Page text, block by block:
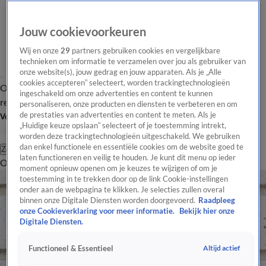
Overzicht Laatste nieuws Regionieuws Het beste van Hart
Tip de
redactie
Volg Hart van Nederland
Zoeken
OverzichtRegioUitzendingenWeerTip de redactiePanelVideo's
Jouw cookievoorkeuren
Wij en onze29 partners gebruiken cookies en vergelijkbare
technieken om informatie te verzamelen over jou als gebruiker van
onze website(s), jouw gedrag en jouw apparaten. Als je „Alle
cookies accepteren” selecteert, worden trackingtechnologieën
ingeschakeld om onze advertenties en content te kunnen
personaliseren, onze producten en diensten te verbeteren en om
de prestaties van advertenties en content te meten. Als je
„Huidige keuze opslaan” selecteert of je toestemming intrekt,
worden deze trackingtechnologieën uitgeschakeld. We gebruiken
dan enkel functionele en essentiële cookies om de website goed te
laten functioneren en veilig te houden. Je kunt dit menu op ieder
moment opnieuw openen om je keuzes te wijzigen of om je
toestemming in te trekken door op de link Cookie-instellingen
onder aan de webpagina te klikken. Je selecties zullen overal
binnen onze Digitale Diensten worden doorgevoerd. Raadpleeg
onze Cookieverklaring voor meer informatie.
Bekijk hier onze
Digitale Diensten.
Functioneel & Essentieel Altijd actief